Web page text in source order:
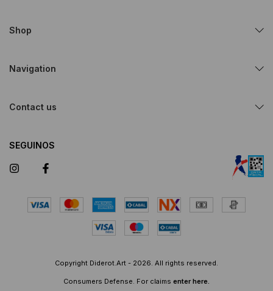
Shop
Navigation
Contact us
SEGUINOS
Copyright Diderot.Art - 2026. All rights reserved.
Consumers Defense. For claims enter here.